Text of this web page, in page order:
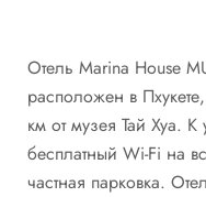
Отель Marina House
расположен в
км от музея Тай Хуа. К
бесплатный Wi-Fi на
частная парковка.